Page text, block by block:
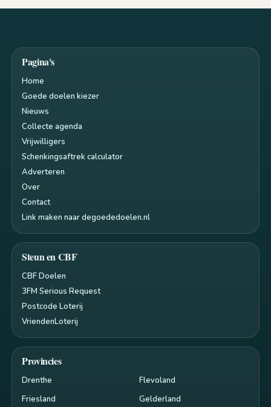
Pagina's
Home
Goede doelen kiezer
Nieuws
Collecte agenda
Vrijwilligers
Schenkingsaftrek calculator
Adverteren
Over
Contact
Link maken naar degoededoelen.nl
Steun en CBF
CBF Doelen
3FM Serious Request
Postcode Loterij
VriendenLoterij
Provincies
Drenthe
Flevoland
Friesland
Gelderland